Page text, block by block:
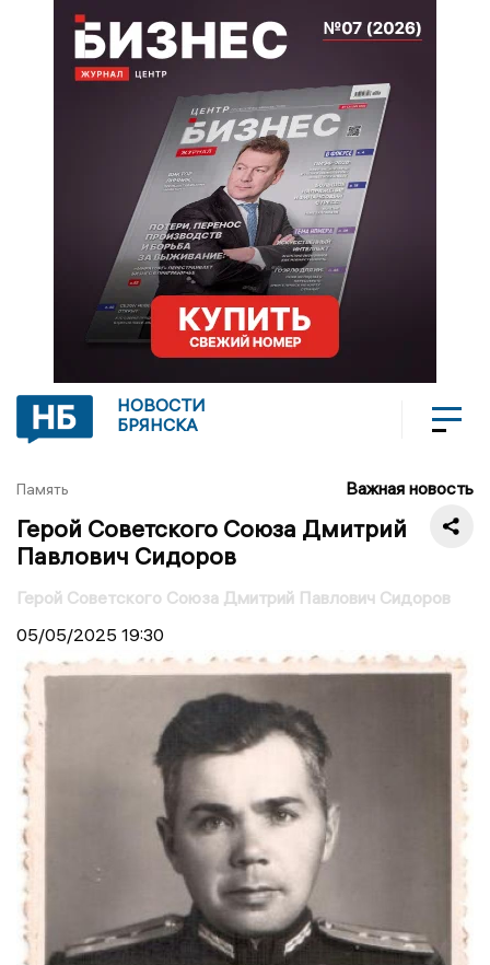
НОВОСТИ
БРЯНСКА
Память Важная новость
Герой Советского Союза Дмитрий
Павлович Сидоров
Герой Советского Союза Дмитрий Павлович Сидоров
05/05/2025 19:30